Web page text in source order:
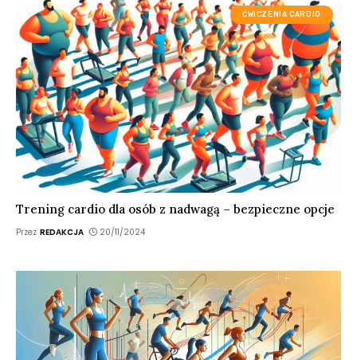
ĆWICZENIA CARDIO
Trening cardio dla osób z nadwagą – bezpieczne opcje
Przez REDAKCJA 20/11/2024